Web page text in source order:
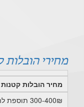
מחירי הובלות
מחיר הובלות קטנות החל מ
300-400₪ תוספת להובלה מחוץ לתל מונד עד 35 ק"מ